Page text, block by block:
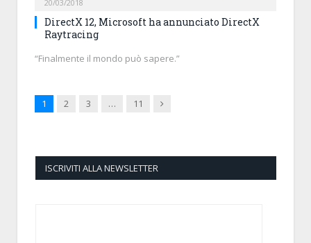
20/03/2018
DirectX 12, Microsoft ha annunciato DirectX
Raytracing
“Finalmente il mondo può sapere.”
1 2 3 … 11 Next
ISCRIVITI ALLA NEWSLETTER